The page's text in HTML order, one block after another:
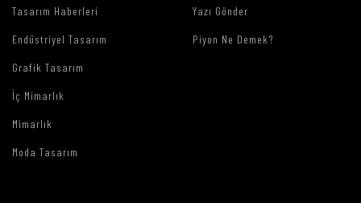
Tasarım Haberleri
Endüstriyel Tasarım
Grafik Tasarım
İç Mimarlık
Mimarlık
Moda Tasarım
Yazı Gönder
Piyon Ne Demek?